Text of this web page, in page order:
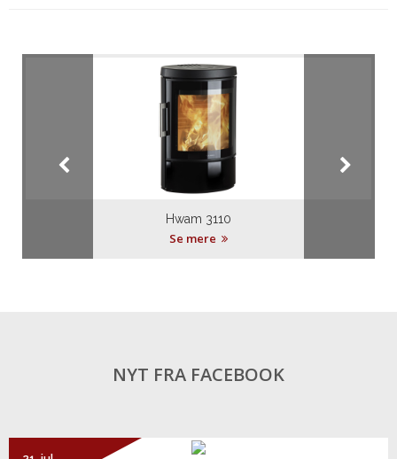
Hwam 3110
Se mere
NYT FRA FACEBOOK